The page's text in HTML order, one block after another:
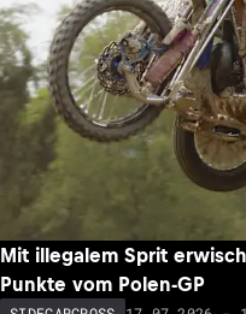
Mit illegalem Sprit
Punkte vom Polen-GP